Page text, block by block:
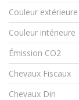
Couleur extérieure
Couleur intérieure
Émission CO2
Chevaux Fiscaux
Chevaux Din